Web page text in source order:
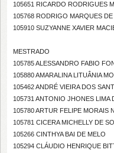
105651 RICARDO RODRIGUES
105768 RODRIGO MARQUES
105910 SUZYANNE XAVIER
MESTRADO
105785 ALESSANDRO FABIO
105880 AMARALINA LITUÂNIA
105462 ANDRÉ VIEIRA DOS
105731 ANTONIO JHONES LIMA
105780 ARTUR FELIPE MORAIS
105781 CICERA MICHELLY DE
105266 CINTHYA BAI DE MELO
105294 CLÁUDIO HENRIQUE